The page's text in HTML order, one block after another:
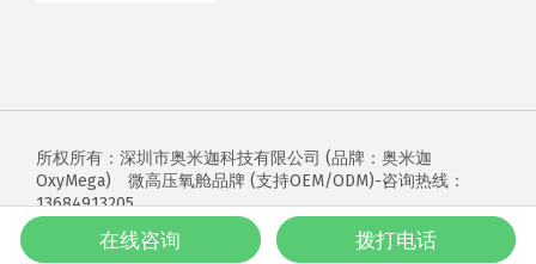
所权所有：深圳市奥米迦科技有限公司 (品牌：奥米迦
OxyMega) 微高压氧舱品牌 (支持OEM/ODM)-咨询热线：
13684913205
粤ICP备2025483098号
微高压氧舱厂家
在线咨询 拨打电话